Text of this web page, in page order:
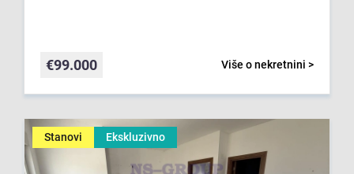
Više o nekretnini >
€99.000
Stanovi Ekskluzivno